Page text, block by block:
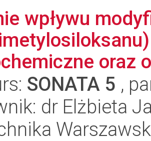
wpływu
oraz
SONATA 5 ,
dr Elżbieta